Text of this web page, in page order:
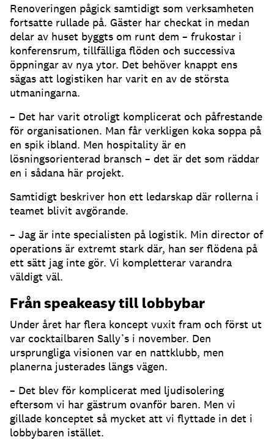
Renoveringen pågick samtidigt som verksamheten
fortsatte rullade på. Gäster har checkat in medan
delar av huset byggts om runt dem – frukostar i
konferensrum, tillfälliga flöden och successiva
öppningar av nya ytor. Det behöver knappt ens
sägas att logistiken har varit en av de största
utmaningarna.
– Det har varit otroligt komplicerat och påfrestande
för organisationen. Man får verkligen koka soppa på
en spik ibland. Men hospitality är en
lösningsorienterad bransch – det är det som räddar
en i sådana här projekt.
Samtidigt beskriver hon ett ledarskap där rollerna i
teamet blivit avgörande.
– Jag är inte specialisten på logistik. Min director of
operations är extremt stark där, han ser flödena på
ett sätt jag inte gör. Vi kompletterar varandra
väldigt väl.
Från speakeasy till lobbybar
Under året har flera koncept vuxit fram och först ut
var cocktailbaren Sally’s i november. Den
ursprungliga visionen var en nattklubb, men
planerna justerades längs vägen.
– Det blev för komplicerat med ljudisolering
eftersom vi har gästrum ovanför baren. Men vi
gillade konceptet så mycket att vi flyttade in det i
lobbybaren istället.